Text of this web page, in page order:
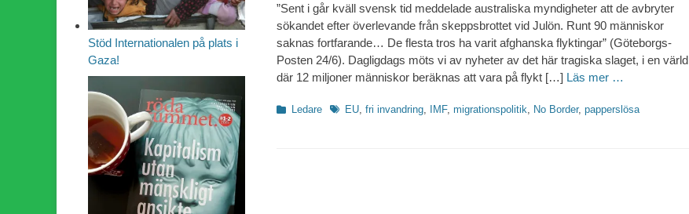
”Sent i går kväll svensk tid meddelade australiska myndigheter att de avbryter
sökandet efter överlevande från skeppsbrottet vid Julön. Runt 90 människor
saknas fortfarande… De flesta tros ha varit afghanska flyktingar” (Göteborgs-
Posten 24/6). Dagligdags möts vi av nyheter av det här tragiska slaget, i en värld
där 12 miljoner människor beräknas att vara på flykt […] Läs mer …
Kategorier
Ledare Etiketter
EU fri invandring IMF, migrationspolitik No Border, papperslösa
Stöd Internationalen på plats i
Gaza!